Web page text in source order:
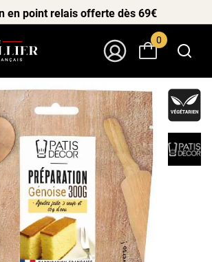
en point relais offerte dès 69€
0